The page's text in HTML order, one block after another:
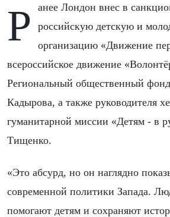
Ранее Лондон внес в санкционный список
российскую детскую и
организацию «Движение
всероссийское движение
Региональный общественный
Кадырова, а также руководителя
гуманитарной миссии «Детям - в
Тищенко.
«Это абсурд, но он наглядно
современной политики Запада.
помогают детям и сохраняют